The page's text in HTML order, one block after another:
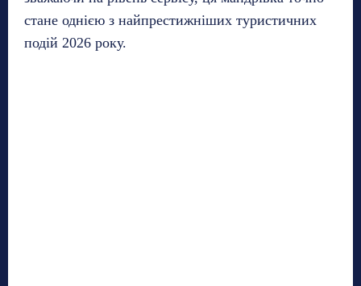
стане однією з найпрестижніших туристичних
подій 2026 року.